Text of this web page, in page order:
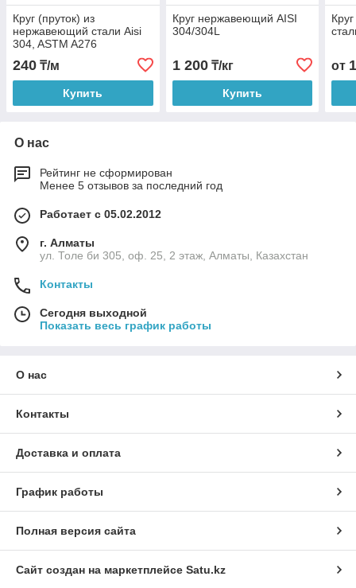
Круг (пруток) из
нержавеющий стали Aisi
304, ASTM A276
240 ₸/м
Купить
Круг нержавеющий AISI
304/304L
1 200₸/кг
Купить
от
О нас
Рейтинг не сформирован
Менее 5 отзывов за последний год
Работает с 05.02.2012
г. Алматы
ул. Толе би 305, оф. 25, 2 этаж, Алматы, Казахстан
Контакты
Сегодня выходной
Показать весь график работы
О нас
Контакты
Доставка и оплата
График работы
Полная версия сайта
Сайт создан на маркетплейсе Satu.kz